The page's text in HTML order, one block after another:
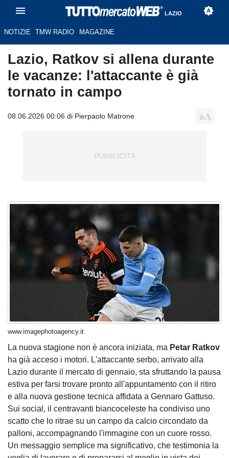
LAZIO
NOTIZIE TMW RADIO MAGAZINE
Lazio, Ratkov si allena durante
le vacanze: l'attaccante è già
tornato in campo
08.06.2026 00:06 di Pierpaolo Matrone
www.imagephotoagency.it
La nuova stagione non è ancora iniziata, ma Petar Ratkov
ha già acceso i motori. L'attaccante serbo, arrivato alla
Lazio durante il mercato di gennaio, sta sfruttando la pausa
estiva per farsi trovare pronto all'appuntamento con il ritiro
e alla nuova gestione tecnica affidata a Gennaro Gattuso.
Sui social, il centravanti biancoceleste ha condiviso uno
scatto che lo ritrae su un campo da calcio circondato da
palloni, accompagnando l'immagine con un cuore rosso.
Un messaggio semplice ma significativo, che testimonia la